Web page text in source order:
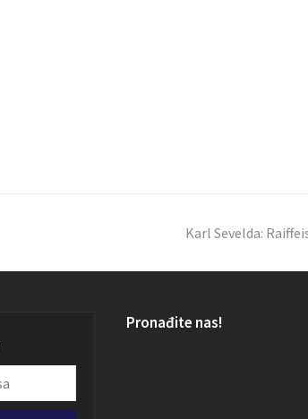
Karl Sevelda:
Pronađite nas!